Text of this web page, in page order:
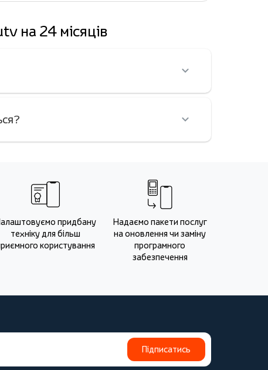
на 24 місяців
придбану
техніку для більш
користування
Надаємо пакети послуг
на оновлення чи заміну
програмного
забезпечення
Підписатись